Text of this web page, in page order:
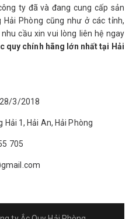
ty đã và đang cung cấp sản
Phòng cũng như ở các tỉnh,
cầu xin vui lòng liên hệ ngay
quy chính hãng lớn nhất tại Hải
3/2018
1, Hải An, Hải Phòng
705